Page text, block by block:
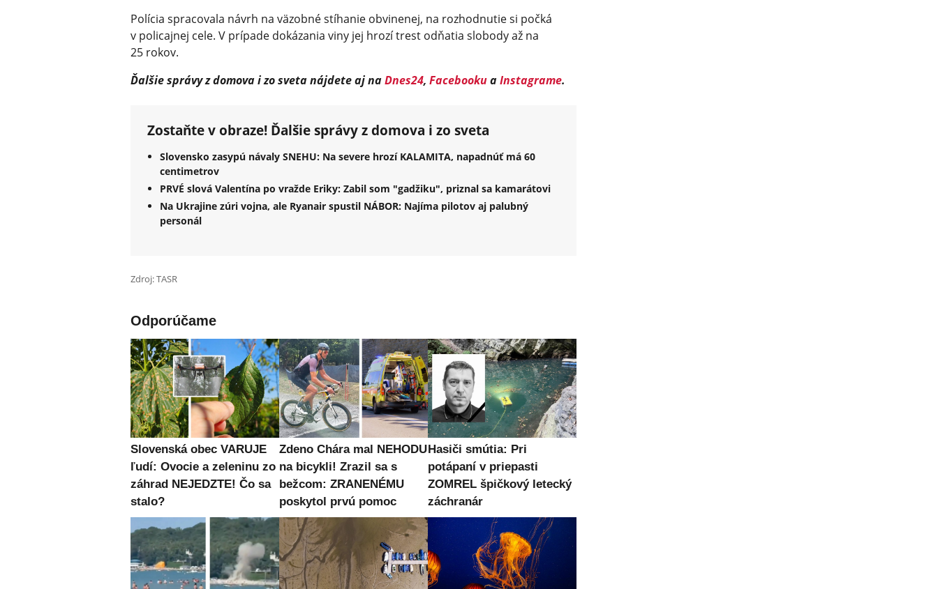
Polícia spracovala návrh na väzobné stíhanie obvinenej, na rozhodnutie si počká
v policajnej cele. V prípade dokázania viny jej hrozí trest odňatia slobody až na
25 rokov.
Ďalšie správy z domova i zo sveta nájdete aj naDnes24, FacebookuaInstagrame.
Zostaňte v obraze! Ďalšie správy z domova i zo sveta
Slovensko zasypú návaly SNEHU: Na severe hrozí KALAMITA, napadnúť má 60
centimetrov
PRVÉ slová Valentína po vražde Eriky: Zabil som "gadžiku", priznal sa kamarátovi
Na Ukrajine zúri vojna, ale Ryanair spustil NÁBOR: Najíma pilotov aj palubný
personál
Zdroj: TASR
Odporúčame
Slovenská obec VARUJE
ľudí: Ovocie a zeleninu zo
záhrad NEJEDZTE! Čo sa
stalo?
Zdeno Chára mal NEHODU
na bicykli! Zrazil sa s
bežcom: ZRANENÉMU
poskytol prvú pomoc
Hasiči smútia: Pri
potápaní v priepasti
ZOMREL špičkový letecký
záchranár